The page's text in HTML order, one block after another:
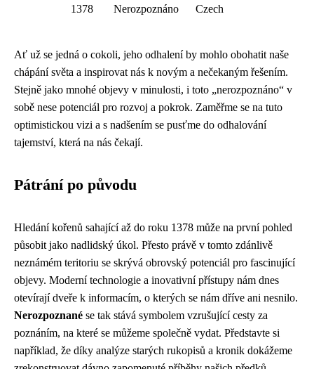
1378 Nerozpoznáno Czech
Ať už se jedná o cokoli, jeho odhalení by mohlo obohatit naše
chápání světa a inspirovat nás k novým a nečekaným řešením.
Stejně jako mnohé objevy v minulosti, i toto „nerozpoznáno“ v
sobě nese potenciál pro rozvoj a pokrok. Zaměřme se na tuto
optimistickou vizi a s nadšením se pusťme do odhalování
tajemství, která na nás čekají.
Pátrání po původu
Hledání kořenů sahající až do roku 1378 může na první pohled
působit jako nadlidský úkol. Přesto právě v tomto zdánlivě
neznámém teritoriu se skrývá obrovský potenciál pro fascinující
objevy. Moderní technologie a inovativní přístupy nám dnes
otevírají dveře k informacím, o kterých se nám dříve ani nesnilo.
Nerozpoznané se tak stává symbolem vzrušující cesty za
poznáním, na které se můžeme společně vydat. Představte si
například, že díky analýze starých rukopisů a kronik dokážeme